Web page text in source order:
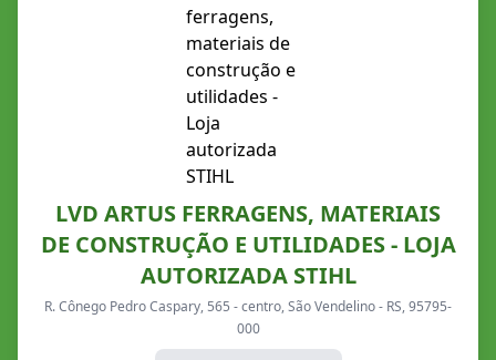
LVD ARTUS FERRAGENS, MATERIAIS
DE CONSTRUÇÃO E UTILIDADES - LOJA
AUTORIZADA STIHL
R. Cônego Pedro Caspary, 565 - centro, São Vendelino - RS, 95795-
000